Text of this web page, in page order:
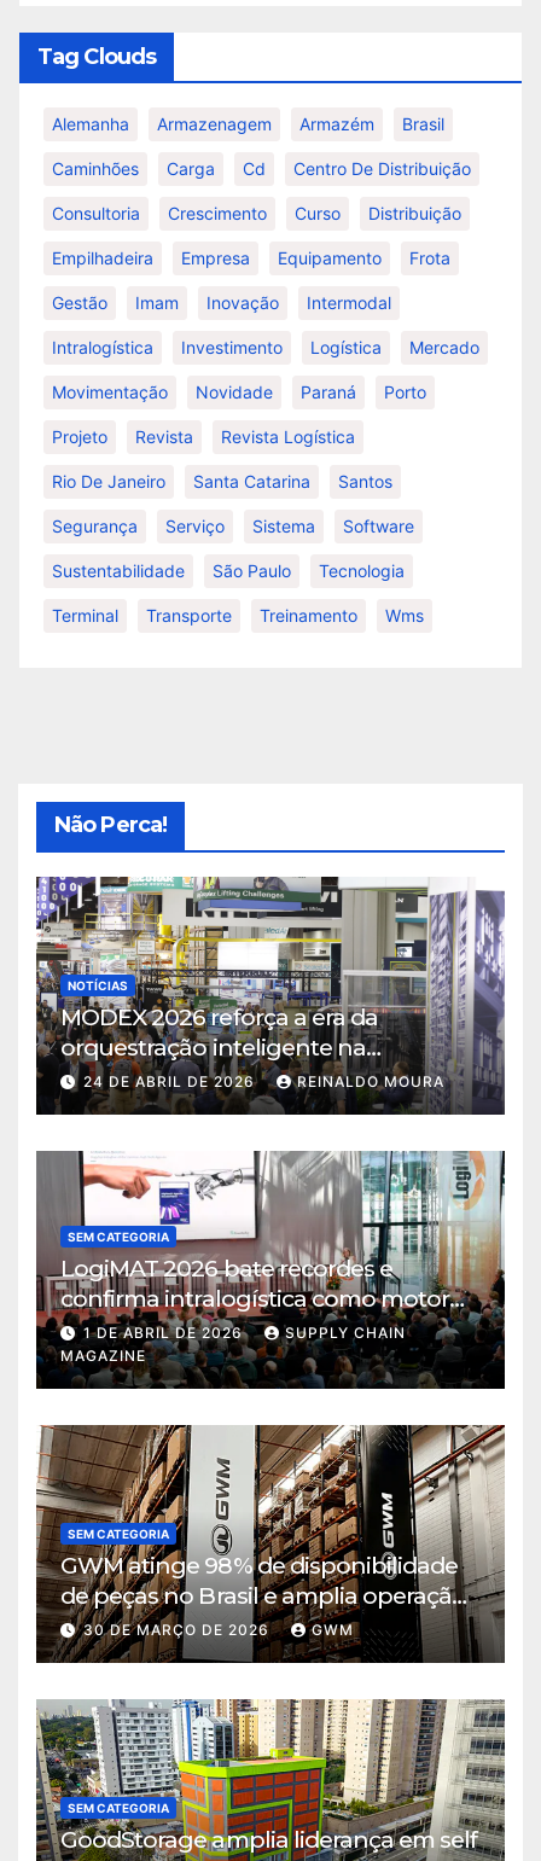
Tag Clouds
Alemanha Armazenagem Armazém Brasil
Caminhões Carga Cd Centro De Distribuição
Consultoria Crescimento Curso Distribuição
Empilhadeira Empresa Equipamento Frota
Gestão Imam Inovação Intermodal
Intralogística Investimento Logística Mercado
Movimentação Novidade Paraná Porto
Projeto Revista Revista Logística
Rio De Janeiro Santa Catarina Santos
Segurança Serviço Sistema Software
Sustentabilidade São Paulo Tecnologia
Terminal Transporte Treinamento Wms
Não Perca!
NOTÍCIAS
MODEX 2026 reforça a era da
orquestração inteligente na
intralogística
24 DE ABRIL DE 2026 REINALDO MOURA
SEM CATEGORIA
LogiMAT 2026 bate recordes e
confirma intralogística como motor
de decisão em tempos de incerteza
1 DE ABRIL DE 2026
SUPPLY CHAIN
MAGAZINE
SEM CATEGORIA
GWM atinge 98% de disponibilidade
de peças no Brasil e amplia operação
logística em Cajamar
30 DE MARÇO DE 2026 GWM
SEM CATEGORIA
GoodStorage amplia liderança em self